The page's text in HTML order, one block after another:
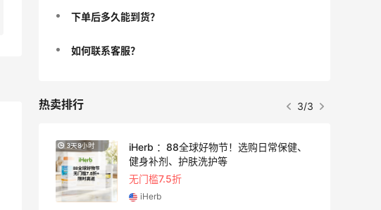
下单后多久能到货？
如何联系客服？
热卖排行 3/3
3天8小时
iHerb ：88全球好物节！选购日常保健、
健身补剂、护肤洗护等
无门槛7.5折
iHerb